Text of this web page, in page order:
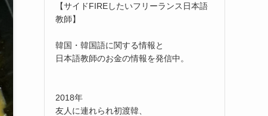
【サイドFIREしたいフリーランス日本語
教師】
韓国・韓国語に関する情報と
日本語教師のお金の情報を発信中。
2018年
友人に連れられ初渡韓、